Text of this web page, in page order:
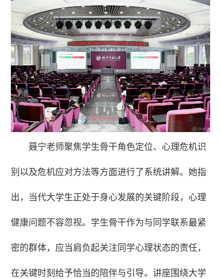
聂宁老师聚焦学生骨干角色定位、心理危机识
别以及危机应对方法等方面进行了系统讲解。她指
出，当代大学生正处于身心发展的关键阶段，心理
健康问题不容忽视。学生骨干作为与同学联系最紧
密的群体，应当肩负起关注同学心理状态的责任，
在关键时刻给予恰当的陪伴与引导。讲座围绕大学